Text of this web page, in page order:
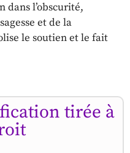
dans l’obscurité,
et de la
le soutien et le fait
tirée à